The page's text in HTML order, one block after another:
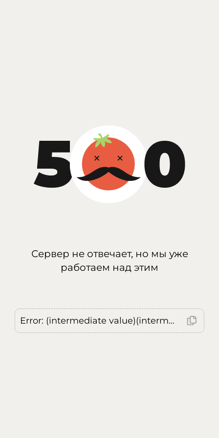
Сервер не отвечает, но мы уже
работаем над этим
Error: (intermediate value)(intermediate value)(intermediate value).replaceAll is not a function